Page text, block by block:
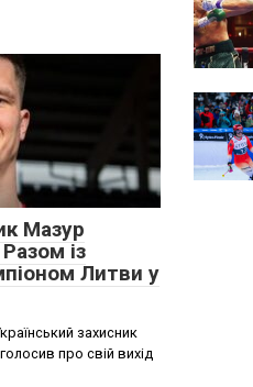
Мазур
із
Литви у
захисник
про свій вихід